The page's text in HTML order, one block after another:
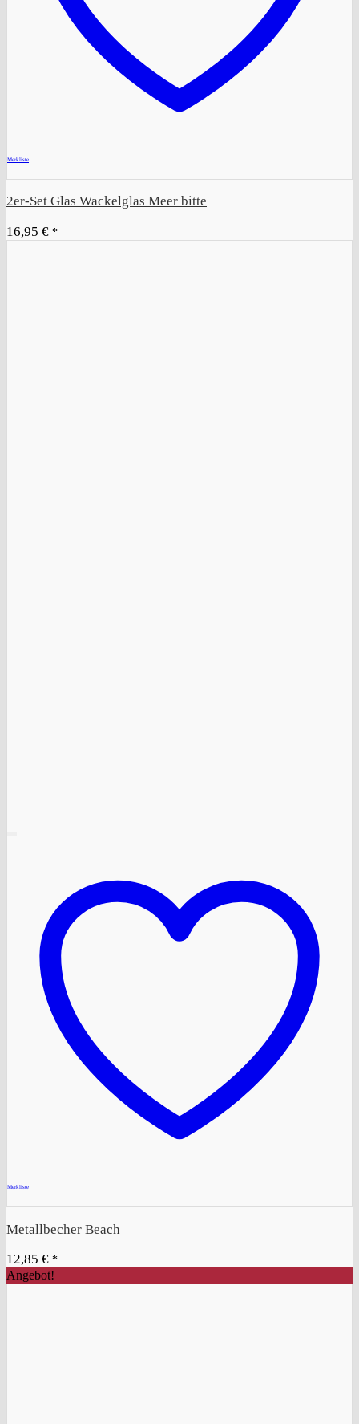
Merkliste
2er-Set Glas Wackelglas Meer bitte
16,95 € *
Merkliste
Metallbecher Beach
12,85 € *
Angebot!